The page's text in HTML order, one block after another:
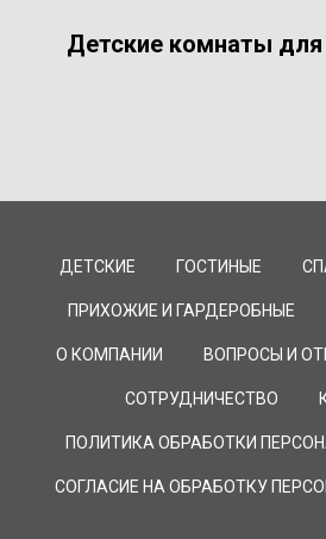
Детские комнаты для
ДЕТСКИЕ ГОСТИНЫЕ
ПРИХОЖИЕ И ГАРДЕРОБНЫЕ
О КОМПАНИИ ВОПРОСЫ И
СОТРУДНИЧЕСТВО
ПОЛИТИКА ОБРАБОТКИ
СОГЛАСИЕ НА ОБРАБОТКУ